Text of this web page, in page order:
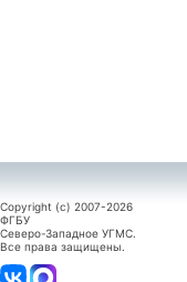
Copyright (c) 2007-2026
ФГБУ
Северо-Западное УГМС.
Все права защищены.